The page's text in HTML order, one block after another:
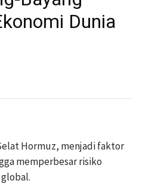
Dunia
Hormuz, menjadi faktor
memperbesar risiko